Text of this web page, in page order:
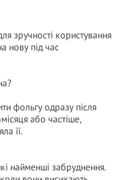
зручності користування
нову під час
фольгу одразу після
або частіше,
її.
найменші забруднення.